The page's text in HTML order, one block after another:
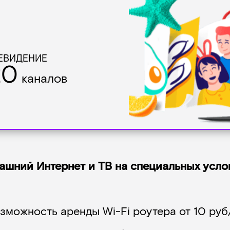
каналов
Интернет и ТВ на специальных
аренды Wi-Fi роутера от 10